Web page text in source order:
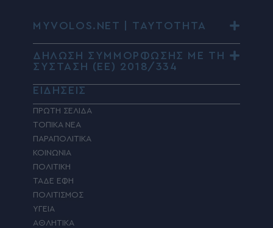
MYVOLOS.NET | ΤΑΥΤΟΤΗΤΑ
ΔΗΛΩΣΗ ΣΥΜΜΟΡΦΩΣΗΣ ΜΕ ΤΗ
ΣΥΣΤΑΣΗ (ΕΕ) 2018/334
ΕΙΔΗΣΕΙΣ
ΠΡΩΤΗ ΣΕΛΙΔΑ
ΤΟΠΙΚΑ ΝΕΑ
ΠΑΡΑΠΟΛΙΤΙΚΑ
ΚΟΙΝΩΝΙΑ
ΠΟΛΙΤΙΚΗ
ΤΑΔΕ ΕΦΗ
ΠΟΛΙΤΙΣΜΟΣ
ΥΓΕΙΑ
ΑΘΛΗΤΙΚΑ